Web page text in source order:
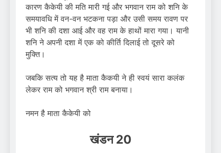
कारण कैकेयी की मति मारी गई और भगवान राम को शनि के
समयावधि में वन-वन भटकना पड़ा और उसी समय रावण पर
भी शनि की दशा आई और वह राम के हाथों मारा गया। यानी
शनि ने अपनी दशा में एक को कीर्ति दिलाई तो दूसरे को
मुक्ति।
जबकि सत्य तो यह है माता कैकयी ने ही स्वयं सारा कलंक
लेकर राम को भगवान श्री राम बनाया।
नमन है माता कैकेयी को
खंडन20